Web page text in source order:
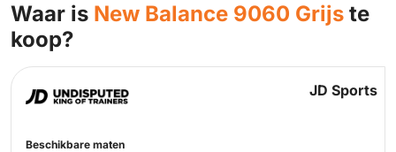
Waar is New Balance 9060 Grijs te
koop?
JD Sports
Beschikbare maten